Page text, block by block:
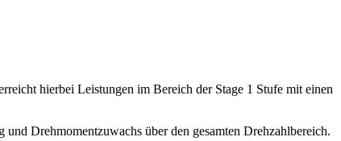
hierbei Leistungen im Bereich der Stage 1 Stufe mit einen
Drehmomentzuwachs über den gesamten Drehzahlbereich.